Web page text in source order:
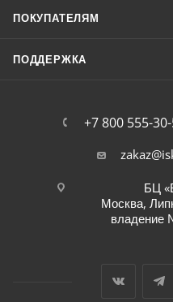
ПОКУПАТЕЛЯМ
ПОДДЕРЖКА
+7 800 555-
БЦ
Москва,
владение